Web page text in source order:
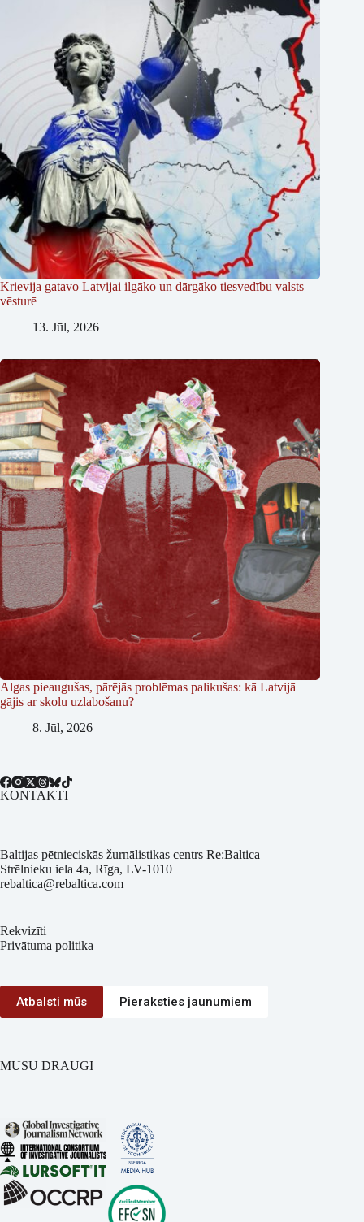
Krievija gatavo Latvijai ilgāko un dārgāko tiesvedību valsts
vēsturē
13. Jūl, 2026
Algas pieaugušas, pārējās problēmas palikušas: kā Latvijā
gājis ar skolu uzlabošanu?
8. Jūl, 2026
KONTAKTI
Baltijas pētnieciskās žurnālistikas centrs Re:Baltica
Strēlnieku iela 4a, Rīga, LV-1010
rebaltica@rebaltica.com
Rekvizīti
Privātuma politika
Atbalsti mūs Pieraksties jaunumiem
MŪSU DRAUGI